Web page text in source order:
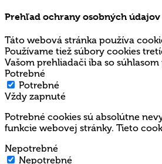
Prehľad ochrany osobných údajov
Táto webová stránka používa
Používame tiež súbory cookies
Vašom prehliadači iba so
Potrebné
Potrebné
Vždy zapnuté
Potrebné cookies sú absolútne
funkcie webovej stránky. Tieto
Nepotrebné
Nepotrebné